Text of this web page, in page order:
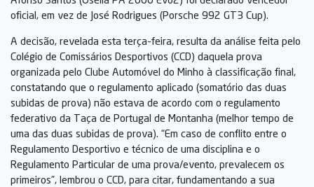
oficial, em vez de José Rodrigues (Porsche 992 GT3 Cup).
A decisão, revelada esta terça-feira, resulta da análise feita pelo
Colégio de Comissários Desportivos (CCD) daquela prova
organizada pelo Clube Automóvel do Minho à classificação final,
constatando que o regulamento aplicado (somatório das duas
subidas de prova) não estava de acordo com o regulamento
federativo da Taça de Portugal de Montanha (melhor tempo de
uma das duas subidas de prova). “Em caso de conflito entre o
Regulamento Desportivo e técnico de uma disciplina e o
Regulamento Particular de uma prova/evento, prevalecem os
primeiros”, lembrou o CCD, para citar, fundamentando a sua